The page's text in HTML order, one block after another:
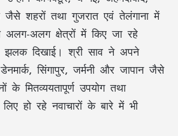
जैसे शहरों तथा गुजरात एवं तेलंगाना में
अलग-अलग क्षेत्रों में किए जा रहे
झलक दिखाई। श्री साव ने अपने
सिंगापुर, जर्मनी और जापान जैसे
के मितव्ययतापूर्ण उपयोग तथा
हो रहे नवाचारों के बारे में भी